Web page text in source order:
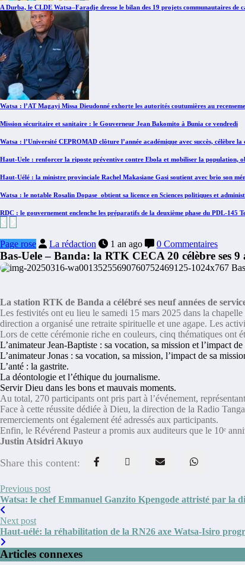
A Durba, le CLDE Watsa–Faradje dresse le bilan des 19 projets communautaires
Watsa : l’AT Magayi Missa Dieudonné exhorte les autorités coutumières au
Mission sécuritaire et sanitaire : le Gouverneur Jean Bakomito à Bunia ce vendredi
Watsa : l’Université CEPROMAD clôture l’année académique avec succès, célèbre
Haut-Uele : renforcer la riposte préventive contre Ebola et mobiliser la population,
Haut-Uélé : la ministre provinciale Rachel Makasiane Gasi soutient avec brio son
Watsa : le notable Rosalin Dopase obtient sa licence en Sciences politiques et
RDC : le gouvernement enclenche les préparatifs de la deuxième phase du PDL-
Page rose La rédaction 1 an ago 0 Commentaires
Bas-Uele – Banda: la RTK CECA 20 célèbre ses
La station RTK de Banda a célébré ses neuf années de
Les festivités ont eu lieu le samedi 15 mars 2025 dans la
direction a organisé une retraite spirituelle et une agape. Les
Lors de cette cérémonie riche en couleurs, cinq thématiques ont
L’animateur Jean-Baptiste : sa vocation, sa mission et l’impact de
L’animateur Jonas : sa vocation, sa mission, l’impact de sa
L’anté : la gastrite.
La déontologie et l’éthique du journalisme.
Servir Dieu dans les bons et mauvais moments.
Au total, 270 participants ont pris part à l’événement,
Face à cette réussite dédiée à Dieu, la direction de la Radio
remerciements ont également été adressés aux participants.
Enfin, le Révérend Pasteur a promis aux auditeurs que le 10ᵉ
Justin Atsidri Akuyo
Share this content:
Previous post
Watsa: le chef Emmanuel Ganzito Kpengode attristé par la
Next post
Haut-uélé: la réhabilitation de la RN26 axe Watsa-Isiro
Articles connexes